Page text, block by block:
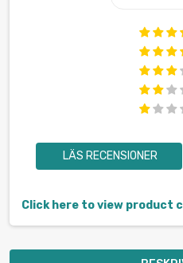
LÄS RECENSIONER
Click here to view product